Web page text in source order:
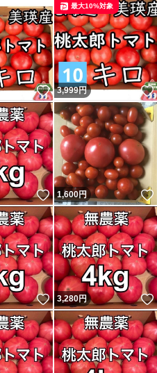
いいね！
3,999円
最大10%対象
いいね！
1,600円
いいね！
3,280円